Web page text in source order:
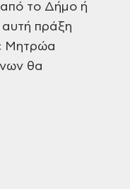
από το Δήμο ή
αυτή πράξη
Μητρώα
θα